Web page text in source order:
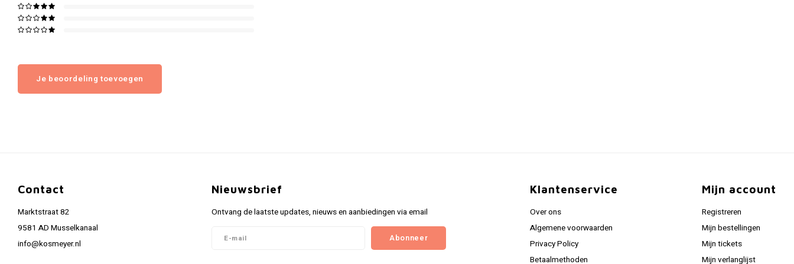
Je beoordeling toevoegen
Contact
Marktstraat 82
9581 AD Musselkanaal
info@kosmeyer.nl
Nieuwsbrief
Ontvang de laatste updates, nieuws en aanbiedingen via email
Abonneer
Klantenservice
Over ons
Algemene voorwaarden
Privacy Policy
Betaalmethoden
Mijn account
Registreren
Mijn bestellingen
Mijn tickets
Mijn verlanglijst